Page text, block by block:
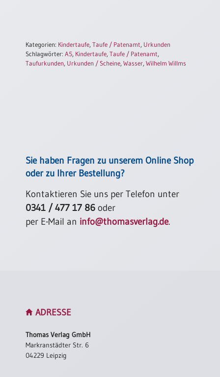
Kategorien: Kindertaufe,Taufe / Patenamt, Urkunden
Schlagwörter:A5, Kindertaufe,Taufe / Patenamt,
Taufurkunden, Urkunden / Scheine,Wasser,Wilhelm Willms
Sie haben Fragen zu unserem Online Shop
oder zu Ihrer Bestellung?
Kontaktieren Sie uns per Telefon unter
0341 / 477 17 86 oder
per E-Mail an info@thomasverlag.de.
ADRESSE
Thomas Verlag GmbH
Markranstädter Str. 6
04229 Leipzig